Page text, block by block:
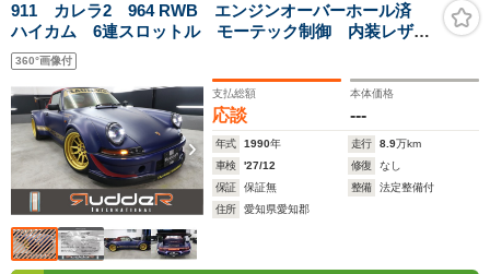
911 カレラ2 964 RWB エンジンオーバーホール済
ハイカム 6連スロットル モーテック制御 内装レザー
フル張替 幌新品張替 ナローフェイス ワンオフLED
テール ワンオフマフラー CAEウルトラシフター
LEDヘッド
360°画像付
支払総額
応談
本体価格
---
年式 1990年 走行 8.9万km
車検
'27/12 修復
なし
保証
保証無 整備
法定整備付
住所
愛知県愛知郡